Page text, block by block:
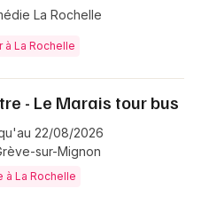
La Rochelle
à La Rochelle
- Le Marais tour bus
22/08/2026
sur-Mignon
à La Rochelle